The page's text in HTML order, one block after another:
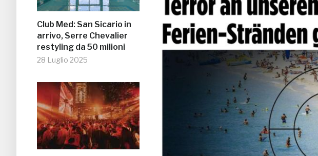
Club Med: San Sicario in
arrivo, Serre Chevalier
restyling da 50 milioni
28 Luglio 2025